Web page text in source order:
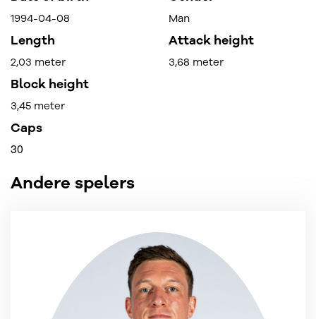
1994-04-08 Man
Length
2,03 meter
Attack height
3,68 meter
Block height
3,45 meter
Caps
30
Andere spelers